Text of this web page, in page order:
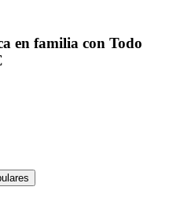
en familia con Todo